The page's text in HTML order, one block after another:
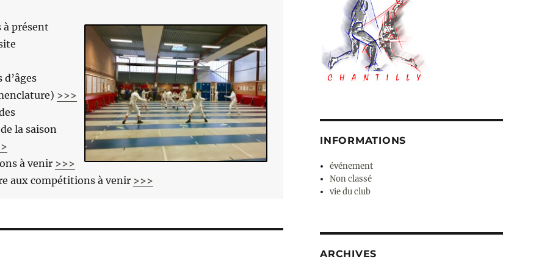
à présent
d’âges
>>>
la saison
à venir >>>
aux compétitions à venir >>>
INFORMATIONS
événement
Non classé
vie du club
ARCHIVES